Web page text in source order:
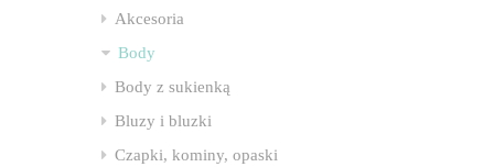
Akcesoria
Body
Body z sukienką
Bluzy i bluzki
Czapki, kominy, opaski